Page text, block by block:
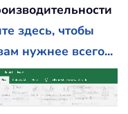
здесь, чтобы
нужнее всего...